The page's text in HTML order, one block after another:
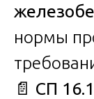
нормы
📄 СП